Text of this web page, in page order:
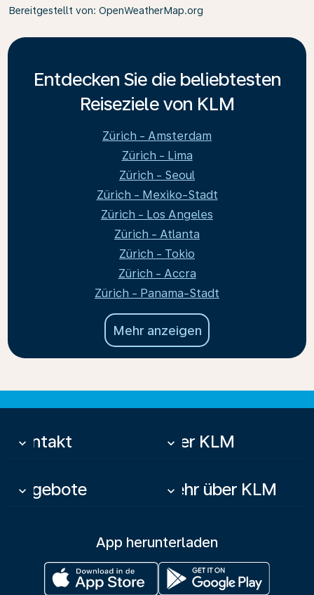
Bereitgestellt von: OpenWeatherMap.org
Entdecken Sie die beliebtesten
Reiseziele von KLM
Zürich - Amsterdam
Zürich - Lima
Zürich - Seoul
Zürich - Mexiko-Stadt
Zürich - Los Angeles
Zürich - Atlanta
Zürich - Tokio
Zürich - Accra
Zürich - Panama-Stadt
Mehr anzeigen
Kontakt
keyboard_arrow_down Über KLM
keyboard_arrow_down
Angebote
keyboard_arrow_down Mehr über KLM
keyboard_arrow_down
App herunterladen